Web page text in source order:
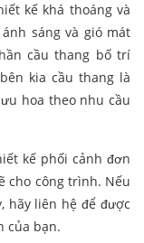
kế khá thoáng và
sáng và gió mát
cầu thang bố trí
kia cầu thang là
hoa theo nhu cầu
kế phối cảnh đơn
cho công trình. Nếu
hãy liên hệ để được
của bạn.